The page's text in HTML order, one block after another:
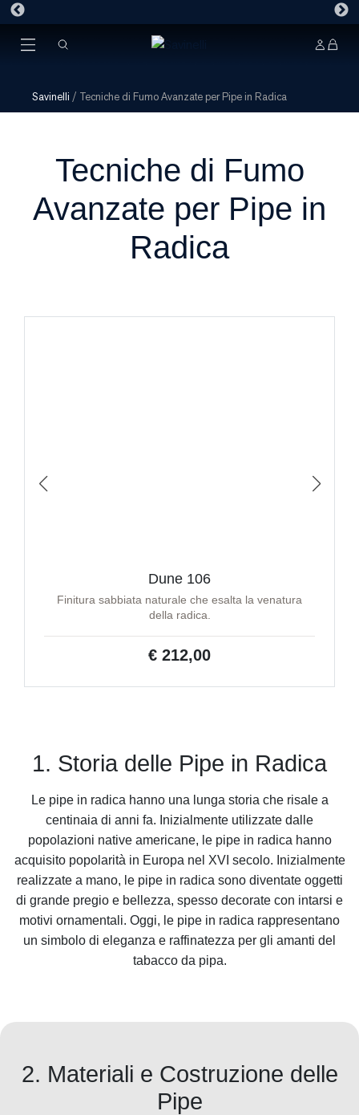
Savinelli / Tecniche di Fumo Avanzate per Pipe in Radica
Tecniche di Fumo
Avanzate per Pipe in
Radica
Dune 106
Finitura sabbiata naturale che esalta la venatura
della radica.
€ 212,00
1. Storia delle Pipe in Radica
Le pipe in radica hanno una lunga storia che risale a
centinaia di anni fa. Inizialmente utilizzate dalle
popolazioni native americane, le pipe in radica hanno
acquisito popolarità in Europa nel XVI secolo. Inizialmente
realizzate a mano, le pipe in radica sono diventate oggetti
di grande pregio e bellezza, spesso decorate con intarsi e
motivi ornamentali. Oggi, le pipe in radica rappresentano
un simbolo di eleganza e raffinatezza per gli amanti del
tabacco da pipa.
2. Materiali e Costruzione delle
Pipe